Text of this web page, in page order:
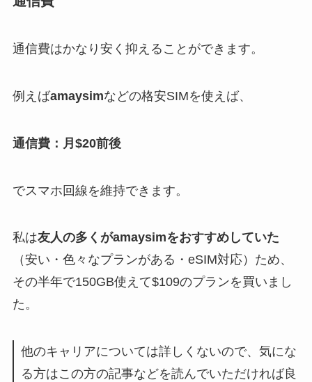
通信費はかなり安く抑えることができます。
例えばamaysimなどの格安SIMを使えば、
通信費：月$20前後
でスマホ回線を維持できます。
私は友人の多くがamaysimをおすすめしていた
（安い・色々なプランがある・eSIM対応）ため、
その半年で150GB使えて$109のプランを買いまし
た。
他のキャリアについては詳しくないので、気にな
る方はこの方の記事などを読んでいただければ良